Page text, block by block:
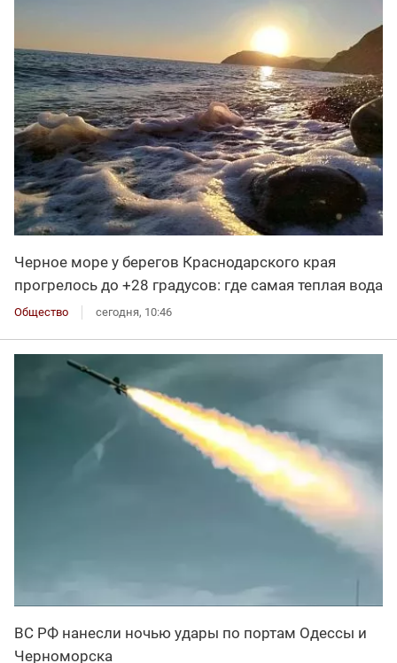
Черное море у берегов Краснодарского края
прогрелось до +28 градусов: где самая теплая вода
Общество сегодня, 10:46
ВС РФ нанесли ночью удары по портам Одессы и
Черноморска